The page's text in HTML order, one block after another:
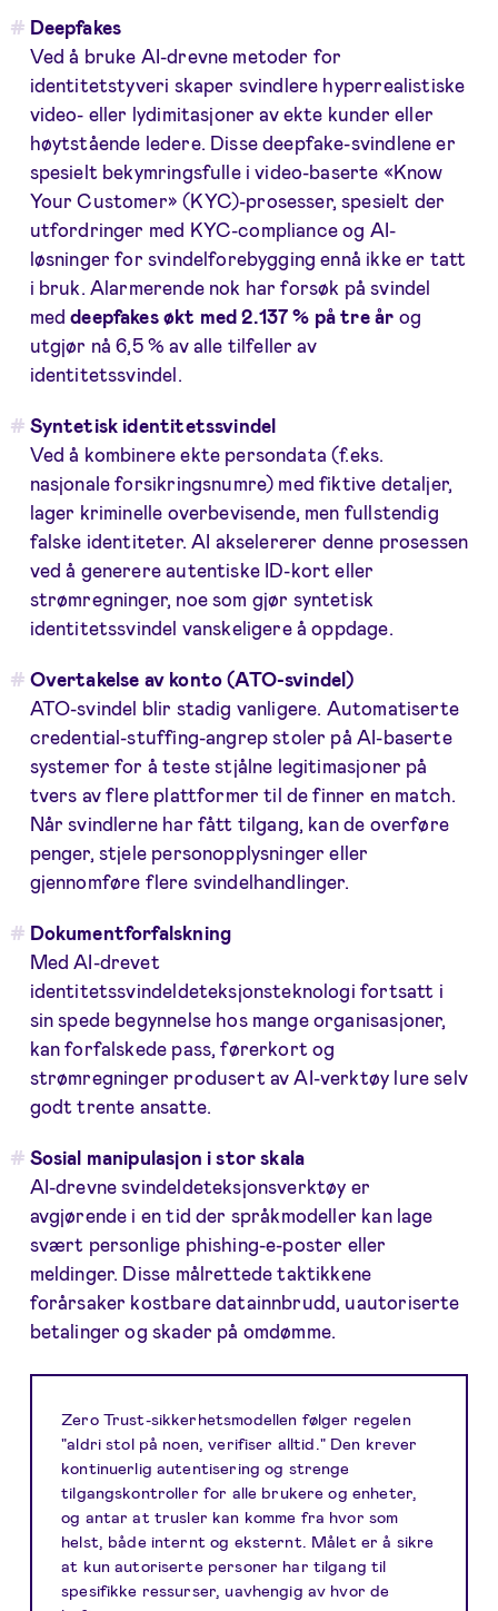
Deepfakes
Ved å bruke AI-drevne metoder for
identitetstyveri skaper svindlere hyperrealistiske
video- eller lydimitasjoner av ekte kunder eller
høytstående ledere. Disse deepfake-svindlene er
spesielt bekymringsfulle i video-baserte «Know
Your Customer» (KYC)-prosesser, spesielt der
utfordringer med KYC-compliance og AI-
løsninger for svindelforebygging ennå ikke er tatt
i bruk. Alarmerende nok har forsøk på svindel
meddeepfakes økt med 2.137 % på tre år og
utgjør nå 6,5 % av alle tilfeller av
identitetssvindel.
Syntetisk identitetssvindel
Ved å kombinere ekte persondata (f.eks.
nasjonale forsikringsnumre) med fiktive detaljer,
lager kriminelle overbevisende, men fullstendig
falske identiteter. AI akselererer denne prosessen
ved å generere autentiske ID-kort eller
strømregninger, noe som gjør syntetisk
identitetssvindel vanskeligere å oppdage.
Overtakelse av konto (ATO-svindel)
ATO-svindel blir stadig vanligere. Automatiserte
credential-stuffing-angrep stoler på AI-baserte
systemer for å teste stjålne legitimasjoner på
tvers av flere plattformer til de finner en match.
Når svindlerne har fått tilgang, kan de overføre
penger, stjele personopplysninger eller
gjennomføre flere svindelhandlinger.
Dokumentforfalskning
Med AI-drevet
identitetssvindeldeteksjonsteknologi fortsatt i
sin spede begynnelse hos mange organisasjoner,
kan forfalskede pass, førerkort og
strømregninger produsert av AI-verktøy lure selv
godt trente ansatte.
Sosial manipulasjon i stor skala
AI-drevne svindeldeteksjonsverktøy er
avgjørende i en tid der språkmodeller kan lage
svært personlige phishing-e-poster eller
meldinger. Disse målrettede taktikkene
forårsaker kostbare datainnbrudd, uautoriserte
betalinger og skader på omdømme.
Zero Trust-sikkerhetsmodellen følger regelen
"aldri stol på noen, verifiser alltid." Den krever
kontinuerlig autentisering og strenge
tilgangskontroller for alle brukere og enheter,
og antar at trusler kan komme fra hvor som
helst, både internt og eksternt. Målet er å sikre
at kun autoriserte personer har tilgang til
spesifikke ressurser, uavhengig av hvor de